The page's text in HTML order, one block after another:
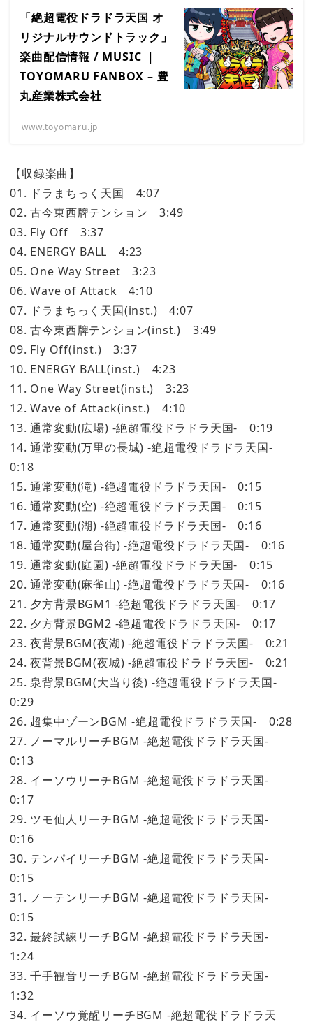
「絶超電役ドラドラ天国 オ
リジナルサウンドトラック」
楽曲配信情報 / MUSIC ｜
TOYOMARU FANBOX – 豊
丸産業株式会社
www.toyomaru.jp
【収録楽曲】
01. ドラまちっく天国 4:07
02. 古今東西牌テンション 3:49
03. Fly Off 3:37
04. ENERGY BALL 4:23
05. One Way Street 3:23
06. Wave of Attack 4:10
07. ドラまちっく天国(inst.) 4:07
08. 古今東西牌テンション(inst.) 3:49
09. Fly Off(inst.) 3:37
10. ENERGY BALL(inst.) 4:23
11. One Way Street(inst.) 3:23
12. Wave of Attack(inst.) 4:10
13. 通常変動(広場) -絶超電役ドラドラ天国- 0:19
14. 通常変動(万里の長城) -絶超電役ドラドラ天国-
0:18
15. 通常変動(滝) -絶超電役ドラドラ天国- 0:15
16. 通常変動(空) -絶超電役ドラドラ天国- 0:15
17. 通常変動(湖) -絶超電役ドラドラ天国- 0:16
18. 通常変動(屋台街) -絶超電役ドラドラ天国- 0:16
19. 通常変動(庭園) -絶超電役ドラドラ天国- 0:15
20. 通常変動(麻雀山) -絶超電役ドラドラ天国- 0:16
21. 夕方背景BGM1 -絶超電役ドラドラ天国- 0:17
22. 夕方背景BGM2 -絶超電役ドラドラ天国- 0:17
23. 夜背景BGM(夜湖) -絶超電役ドラドラ天国- 0:21
24. 夜背景BGM(夜城) -絶超電役ドラドラ天国- 0:21
25. 泉背景BGM(大当り後) -絶超電役ドラドラ天国-
0:29
26. 超集中ゾーンBGM -絶超電役ドラドラ天国- 0:28
27. ノーマルリーチBGM -絶超電役ドラドラ天国-
0:13
28. イーソウリーチBGM -絶超電役ドラドラ天国-
0:17
29. ツモ仙人リーチBGM -絶超電役ドラドラ天国-
0:16
30. テンパイリーチBGM -絶超電役ドラドラ天国-
0:15
31. ノーテンリーチBGM -絶超電役ドラドラ天国-
0:15
32. 最終試練リーチBGM -絶超電役ドラドラ天国-
1:24
33. 千手観音リーチBGM -絶超電役ドラドラ天国-
1:32
34. イーソウ覚醒リーチBGM -絶超電役ドラドラ天